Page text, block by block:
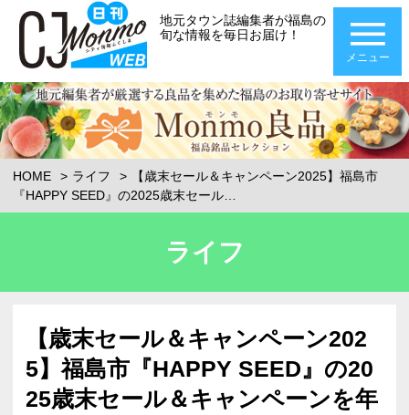
地元タウン誌編集者が福島の
旬な情報を毎日お届け！
メニュー
HOME ライフ
【歳末セール＆キャンペーン2025】福島市
『HAPPY SEED』の2025歳末セール…
ライフ
【歳末セール＆キャンペーン202
5】福島市『HAPPY SEED』の20
25歳末セール＆キャンペーンを年